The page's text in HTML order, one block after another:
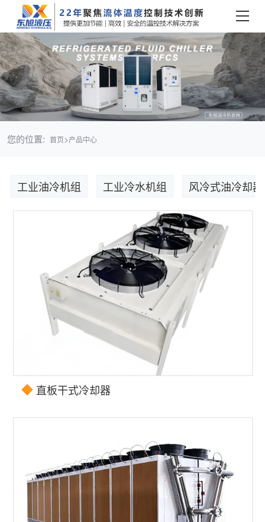
您的位置: 首页>产品中心
工业油冷机组 工业冷水机组 风冷式油冷却器
◆ 直板干式冷却器